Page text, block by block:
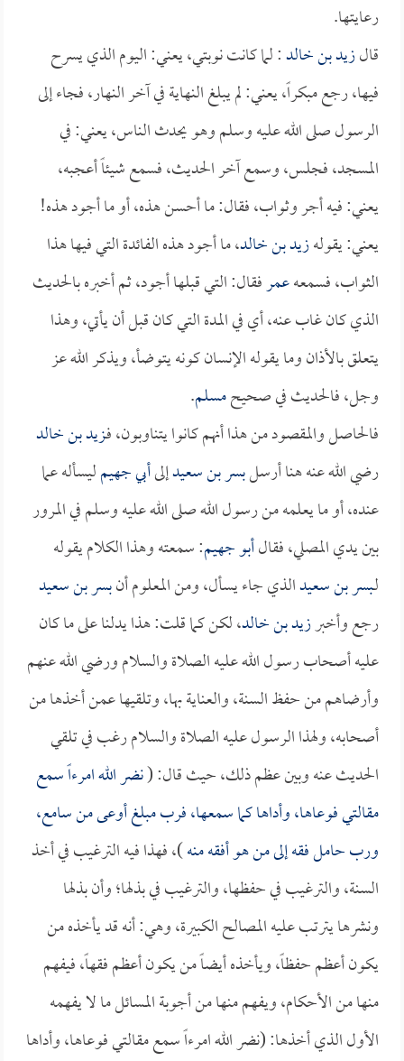
رعايتها.
قالزيد بن خالد: لما كانت نوبتي، يعني: اليوم الذي يسرح
فيها، رجع مبكراً، يعني: لم يبلغ النهاية في آخر النهار، فجاء إلى
الرسول صلى الله عليه وسلم وهو يحدث الناس، يعني: في
المسجد، فجلس، وسمع آخر الحديث، فسمع شيئاً أعجبه،
يعني: فيه أجر وثواب، فقال: ما أحسن هذه، أو ما أجود هذه!
يعني: يقولهزيد بن خالد، ما أجود هذه الفائدة التي فيها هذا
الثواب، فسمعهعمرفقال: التي قبلها أجود، ثم أخبره بالحديث
الذي كان غاب عنه، أي في المدة التي كان قبل أن يأتي، وهذا
يتعلق بالأذان وما يقوله الإنسان كونه يتوضأ، ويذكر الله عز
وجل، فالحديث في صحيحمسلم.
فالحاصل والمقصود من هذا أنهم كانوا يتناوبون، فـزيد بن خالد
رضي الله عنه هنا أرسلبسر بن سعيدإلىأبي جهيمليسأله عما
عنده، أو ما يعلمه من رسول الله صلى الله عليه وسلم في المرور
بين يدي المصلي، فقالأبو جهيم: سمعته وهذا الكلام يقوله
لـبسر بن سعيدالذي جاء يسأل، ومن المعلوم أنبسر بن سعيد
رجع وأخبرزيد بن خالد، لكن كما قلت: هذا يدلنا على ما كان
عليه أصحاب رسول الله عليه الصلاة والسلام ورضي الله عنهم
وأرضاهم من حفظ السنة، والعناية بها، وتلقيها عمن أخذها من
أصحابه، ولهذا الرسول عليه الصلاة والسلام رغب في تلقي
الحديث عنه وبين عظم ذلك، حيث قال: (نضر الله امرءاً سمع
مقالتي فوعاها، وأداها كما سمعها، فرب مبلغ أوعى من سامع،
ورب حامل فقه إلى من هو أفقه منه)، فهذا فيه الترغيب في أخذ
السنة، والترغيب في حفظها، والترغيب في بذلها؛ وأن بذلها
ونشرها يترتب عليه المصالح الكبيرة، وهي: أنه قد يأخذه من
يكون أعظم حفظاً، ويأخذه أيضاً من يكون أعظم فقهاً، فيفهم
منها من الأحكام، ويفهم منها من أجوبة المسائل ما لا يفهمه
الأول الذي أخذها: (نضر الله امرءاً سمع مقالتي فوعاها، وأداها